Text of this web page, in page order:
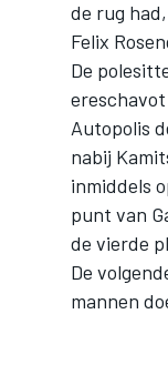
de rug
Felix
De
Autopolis
nabij
inmiddels
punt van
de vierde
De
mannen